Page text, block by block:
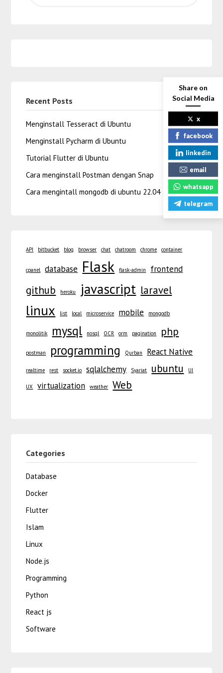
Recent Posts
Menginstall Tesseract di Ubuntu
Menginstall Pycharm di Ubuntu
Tutorial Flutter di Ubuntu
Cara menginstall Postman dengan Snap
Cara mengintall mongodb di ubuntu 22.04
API bitbucket blog browser chat chatroom chrome container
cpanel database Flask flask-admin frontend
github heroku javascript laravel
linux list local microservice mobile mongodb
monolitik mysql nosql OCR orm pagination php
postman programming Qurban React Native
realtime rest socket.io sqlalchemy Syariat ubuntu UI
UX virtualization weather Web
Categories
Database
Docker
Flutter
Islam
Linux
Node.js
Programming
Python
React js
Software
Share on
Social Media
x
facebook
linkedin
email
whatsapp
telegram